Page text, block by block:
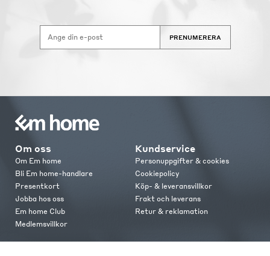
PRENUMERERA
Om oss
Om Em home
Bli Em home-handlare
Presentkort
Jobba hos oss
Em home Club
Medlemsvillkor
Kundservice
Personuppgifter & cookies
Cookiepolicy
Köp- & leveransvillkor
Frakt och leverans
Retur & reklamation